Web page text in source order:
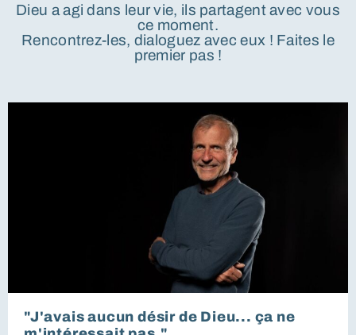
Dieu a agi dans leur vie, ils partagent avec vous
ce moment.
Rencontrez-les, dialoguez avec eux ! Faites le
premier pas !
"J'avais aucun désir de Dieu... ça ne